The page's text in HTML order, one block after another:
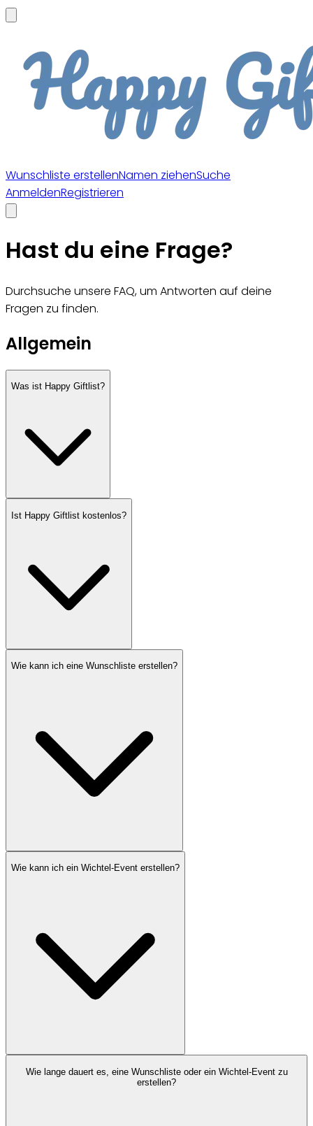
Wunschliste erstellenNamen ziehenSuche
AnmeldenRegistrieren
Hast du eine Frage?
Durchsuche unsere FAQ, um Antworten auf deine
Fragen zu finden.
Allgemein
Was ist Happy Giftlist?
Ist Happy Giftlist kostenlos?
Wie kann ich eine Wunschliste erstellen?
Wie kann ich ein Wichtel-Event erstellen?
Wie lange dauert es, eine Wunschliste oder ein Wichtel-Event zu
erstellen?